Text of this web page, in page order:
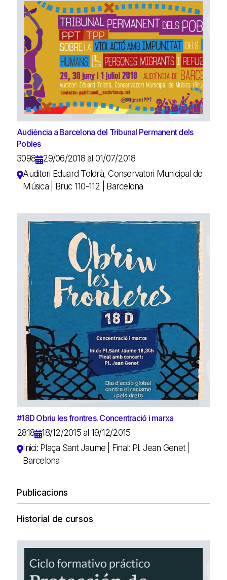
Audiència a Barcelona del Tribunal Permanent dels
Pobles
3098
29/06/2018 al 01/07/2018
Auditori Eduard Toldrà, Conservatori Municipal de
Música | Bruc 110-112 | Barcelona
#18D Obriu les frontres. Concentració i marxa
2818
18/12/2015 al 19/12/2015
Inici: Plaça Sant Jaume | Final: Pl. Jean Genet |
Barcelona
Publicacions
Historial de cursos